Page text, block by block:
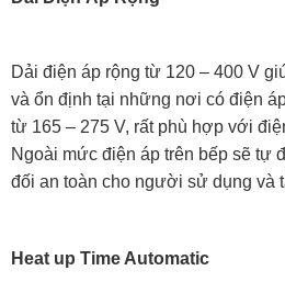
Dải điện áp rộng từ 120 – 400 V
và ổn định tại những nơi có điện
từ 165 – 275 V, rất phù hợp với
Ngoài mức điện áp trên bếp sẽ tự
đối an toàn cho người sử dụng và
Heat up Time Automatic